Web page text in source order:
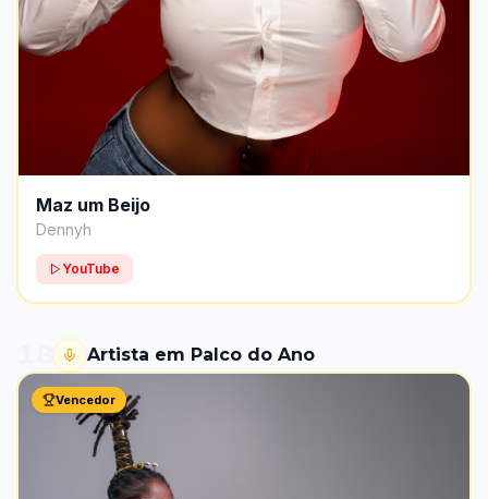
Maz um Beijo
Dennyh
YouTube
18 Artista em Palco do Ano
Vencedor